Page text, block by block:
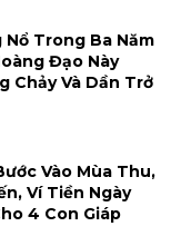
Nổ Trong Ba Năm
Đạo Này
Chảy Và Dần Trở
Vào Mùa Thu,
Ví Tiền Ngày
4 Con Giáp